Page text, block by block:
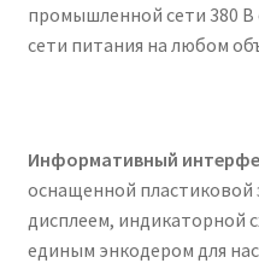
промышленной сети 380 В
сети питания на любом
Информативный
оснащенной
дисплеем, индикаторной
единым энкодером для